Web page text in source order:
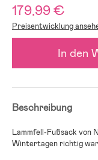
179,99 €
Preisentwicklung
In den
Beschreibung
Lammfell-Fußsack von
Wintertagen richtig